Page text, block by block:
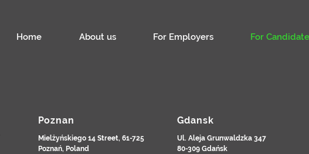
Home About us For Employers For
Poznan
Mielżyńskiego 14 Street, 61-725
Poznań, Poland
Gdansk
Ul. Aleja Grunwaldzka 347
80-309 Gdańsk